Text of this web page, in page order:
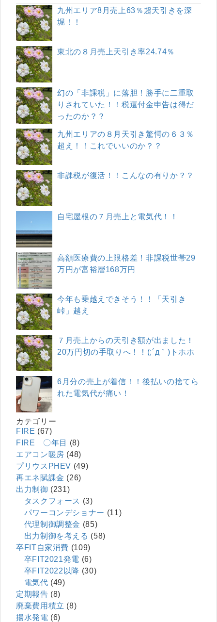
九州エリア8月売上63％超天引きを深
堀！！
東北の８月売上天引き率24.74％
幻の「非課税」に落胆！勝手に二重取
りされていた！！税還付金申告は得だ
ったのか？？
九州エリアの８月天引き驚愕の６３％
超え！！これでいいのか？？
非課税が復活！！こんなの有りか？？
自宅屋根の７月売上と電気代！！
高額医療費の上限格差！非課税世帯29
万円が富裕層168万円
今年も乗越えできそう！！「天引き
峠」越え
７月売上からの天引き額が出ました！
20万円切の手取りへ！！(;´д｀)トホホ
6月分の売上が着信！！後払いの捨てら
れた電気代が痛い！
カテゴリー
FIRE (67)
FIRE 〇年目
(8)
エアコン暖房 (48)
プリウスPHEV (49)
再エネ賦課金 (26)
出力制御 (231)
タスクフォース (3)
パワーコンデショナー (11)
代理制御調整金 (85)
出力制御を考える (58)
卒FIT自家消費 (109)
卒FIT2021発電 (6)
卒FIT2022以降 (30)
電気代 (49)
定期報告 (8)
廃棄費用積立 (8)
揚水発電 (6)